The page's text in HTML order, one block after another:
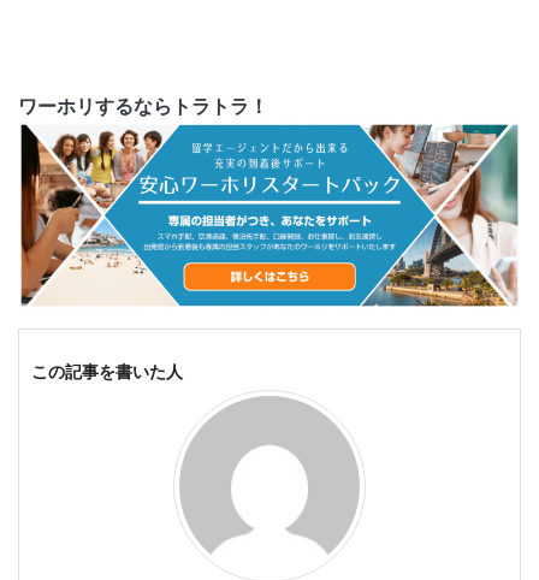
ワーホリするならトラトラ！
この記事を書いた人